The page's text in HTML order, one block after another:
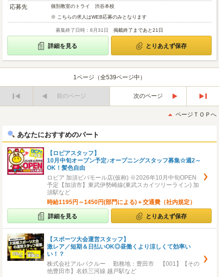
応募先
個別教室のトライ 渋谷本校
※ こちらの求人はWEB応募のみとなります
募集終了日時：8月31日 掲載終了まであと21日
詳細を見る とりあえず保存
1ページ（全539ページ中）
前のページ
次のページ
後
ページＴＯＰへ
あなたにおすすめのパート
【ロピアスタッフ】
10月中旬オープン予定♪オープニングスタッフ募集☆週2～
OK！髪色自由
ロピア 加須ビバモール店(仮称) ※2026年10月中旬OPEN
予定【加須市】東武伊勢崎線(東武スカイツリーライン) 加
須駅など
時給1195円～1450円(部門による)＋交通費（社内規定）
詳細を見る とりあえず保存
【スポーツ大会運営スタッフ】
激レア／短期＆日払いOK◎昼働くより涼しくて効率い
い！？
株式会社アルバクルー 勤務地：豊田市 【001】【その
他豊田市】名鉄三河線 越戸駅など